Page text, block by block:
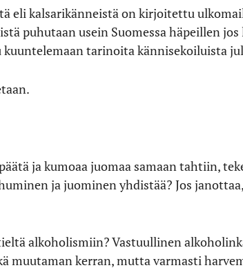
eli kalsarikänneistä on kirjoitettu
puhutaan usein Suomessa häpeillen
tarinoita kännisekoiluista
ja kumoaa juomaa samaan tahtiin,
ja juominen yhdistää? Jos
alkoholismiin? Vastuullinen
muutaman kerran, mutta varmasti